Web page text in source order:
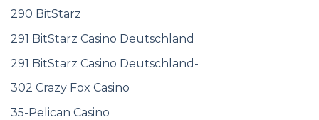
290 BitStarz
291 BitStarz Casino Deutschland
291 BitStarz Casino Deutschland-
302 Crazy Fox Casino
35-Pelican Casino